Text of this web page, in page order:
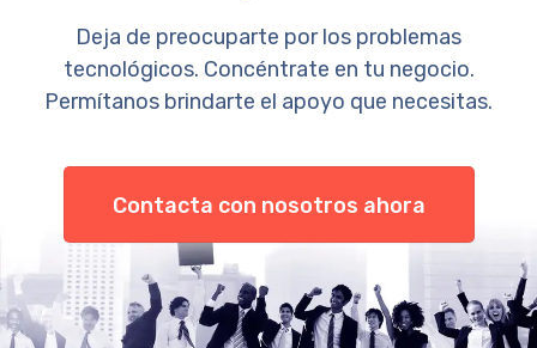
Deja de preocuparte por los problemas
tecnológicos. Concéntrate en tu negocio.
Permítanos brindarte el apoyo que necesitas.
Contacta con nosotros ahora